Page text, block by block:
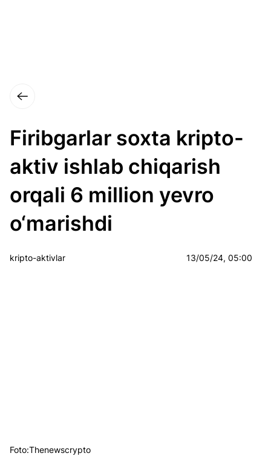
Firibgarlar soxta kripto-
aktiv ishlab chiqarish
orqali 6 million yevro
o‘marishdi
kripto-aktivlar 13/05/24, 05:00
Foto:Thenewscrypto